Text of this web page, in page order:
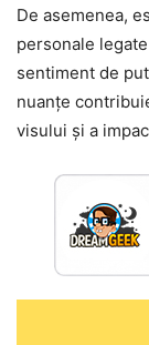
De asemenea,
personale
sentiment de
nuanțe
visului și a